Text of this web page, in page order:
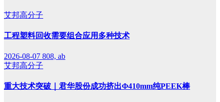
艾邦高分子
工程塑料回收需要组合应用多种技术
2026-08-07 808, ab
艾邦高分子
重大技术突破｜君华股份成功挤出Φ410mm纯PEEK棒